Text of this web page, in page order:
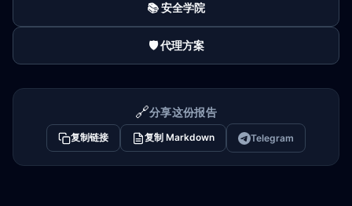
📚 安全学院
🛡️ 代理方案
🔗分享这份报告
复制链接 复制 Markdown Telegram